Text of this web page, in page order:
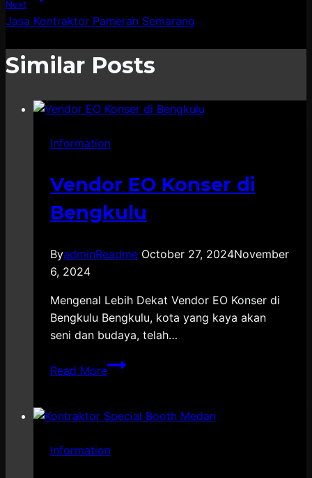
Next
Jasa Kontraktor Pameran Semarang
Similar Posts
Information
Vendor EO Konser di
Bengkulu
ByadminReadme October 27, 2024November
6, 2024
Mengenal Lebih Dekat Vendor EO Konser di
Bengkulu Bengkulu, kota yang kaya akan
seni dan budaya, telah…
Read More
Vendor
EO
di
Information